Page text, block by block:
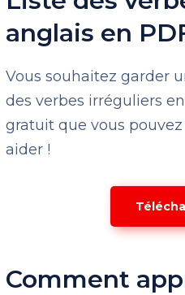
anglais en
Vous souhaitez garder
des verbes irréguliers
gratuit que vous
aider !
Comment